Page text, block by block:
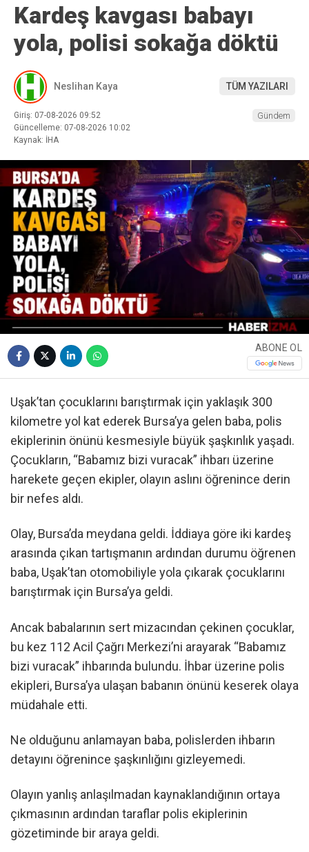
Kardeş kavgası babayı
yola, polisi sokağa döktü
Neslihan Kaya TÜM YAZILARI
Giriş: 07-08-2026 09:52
Güncelleme: 07-08-2026 10:02
Kaynak: İHA
Gündem
ABONE OL
Uşak’tan çocuklarını barıştırmak için yaklaşık 300
kilometre yol kat ederek Bursa’ya gelen baba, polis
ekiplerinin önünü kesmesiyle büyük şaşkınlık yaşadı.
Çocukların, “Babamız bizi vuracak” ihbarı üzerine
harekete geçen ekipler, olayın aslını öğrenince derin
bir nefes aldı.
Olay, Bursa’da meydana geldi. İddiaya göre iki kardeş
arasında çıkan tartışmanın ardından durumu öğrenen
baba, Uşak’tan otomobiliyle yola çıkarak çocuklarını
barıştırmak için Bursa’ya geldi.
Ancak babalarının sert mizacından çekinen çocuklar,
bu kez 112 Acil Çağrı Merkezi’ni arayarak “Babamız
bizi vuracak” ihbarında bulundu. İhbar üzerine polis
ekipleri, Bursa’ya ulaşan babanın önünü keserek olaya
müdahale etti.
Ne olduğunu anlamayan baba, polislerden ihbarın
detayını öğrenince şaşkınlığını gizleyemedi.
Olayın yanlış anlaşılmadan kaynaklandığının ortaya
çıkmasının ardından taraflar polis ekiplerinin
gözetiminde bir araya geldi.